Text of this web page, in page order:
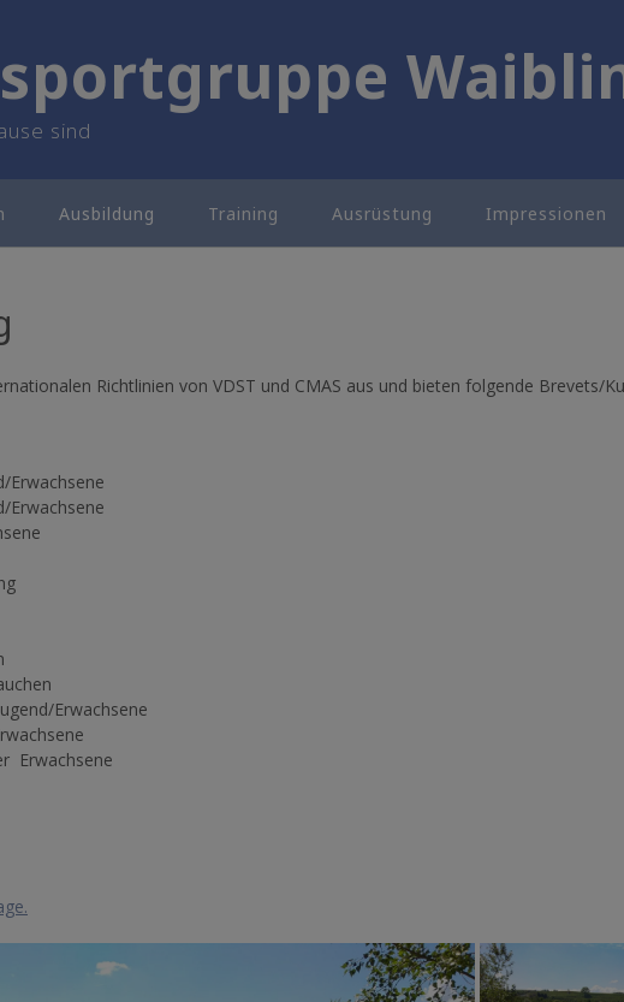
sind
Ausbildung Training Ausrüstung Impressionen
Richtlinien von VDST und CMAS aus und bieten folgende Brevets/
Erwachsene
Erwachsene